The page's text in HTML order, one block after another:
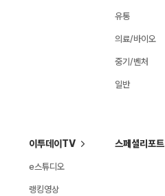
유통
의료/바이오
중기/벤처
일반
이투데이TV
e스튜디오
랭킹영상
스페셜리포트